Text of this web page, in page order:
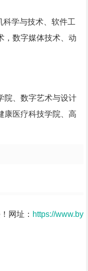
科学与技术、软件工
，数字媒体技术、动
院、数字艺术与设计
康医疗科技学院、高
网址： https://www.by